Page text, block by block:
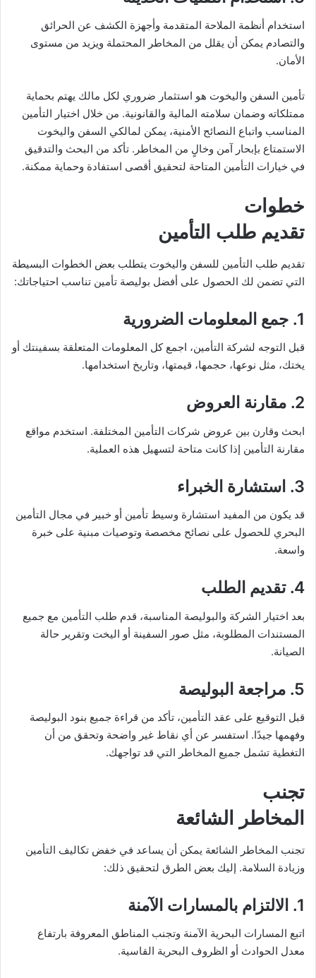
استخدام أنظمة الملاحة المتقدمة وأجهزة الكشف عن الحرائق
والتصادم يمكن أن يقلل من المخاطر المحتملة ويزيد من مستوى
الأمان.
تأمين السفن واليخوت هو استثمار ضروري لكل مالك يهتم بحماية
ممتلكاته وضمان سلامته المالية والقانونية. من خلال اختيار التأمين
المناسب واتباع النصائح الأمنية، يمكن لمالكي السفن واليخوت
الاستمتاع بإبحار آمن وخالٍ من المخاطر. تأكد من البحث والتدقيق
في خيارات التأمين المتاحة لتحقيق أقصى استفادة وحماية ممكنة.
خطوات
تقديم طلب التأمين
تقديم طلب التأمين للسفن واليخوت يتطلب بعض الخطوات البسيطة
التي تضمن لك الحصول على أفضل بوليصة تأمين تناسب احتياجاتك:
1. جمع المعلومات الضرورية
قبل التوجه لشركة التأمين، اجمع كل المعلومات المتعلقة بسفينتك أو
يختك، مثل نوعها، حجمها، قيمتها، وتاريخ استخدامها.
2. مقارنة العروض
ابحث وقارن بين عروض شركات التأمين المختلفة. استخدم مواقع
مقارنة التأمين إذا كانت متاحة لتسهيل هذه العملية.
3. استشارة الخبراء
قد يكون من المفيد استشارة وسيط تأمين أو خبير في مجال التأمين
البحري للحصول على نصائح مخصصة وتوصيات مبنية على خبرة
واسعة.
4. تقديم الطلب
بعد اختيار الشركة والبوليصة المناسبة، قدم طلب التأمين مع جميع
المستندات المطلوبة، مثل صور السفينة أو اليخت وتقرير حالة
الصيانة.
5. مراجعة البوليصة
قبل التوقيع على عقد التأمين، تأكد من قراءة جميع بنود البوليصة
وفهمها جيدًا. استفسر عن أي نقاط غير واضحة وتحقق من أن
التغطية تشمل جميع المخاطر التي قد تواجهك.
تجنب
المخاطر الشائعة
تجنب المخاطر الشائعة يمكن أن يساعد في خفض تكاليف التأمين
وزيادة السلامة. إليك بعض الطرق لتحقيق ذلك:
1. الالتزام بالمسارات الآمنة
اتبع المسارات البحرية الآمنة وتجنب المناطق المعروفة بارتفاع
معدل الحوادث أو الظروف البحرية القاسية.